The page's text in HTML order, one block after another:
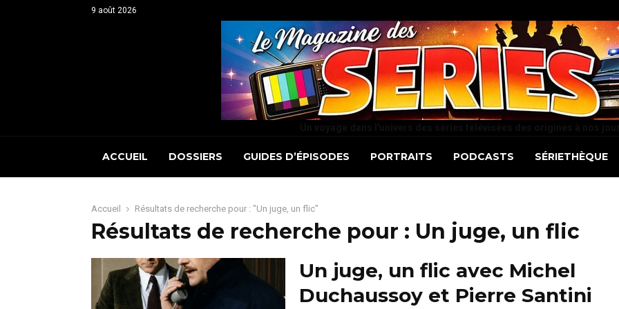
9 août 2026
ACCUEIL DOSSIERS GUIDES D’ÉPISODES PORTRAITS PODCASTS SÉRIETHÈQUE
Accueil Résultats de recherche pour : "Un juge, un flic"
Résultats de recherche pour : Un juge, un flic
Un juge, un flic avec Michel
Duchaussoy et Pierre Santini